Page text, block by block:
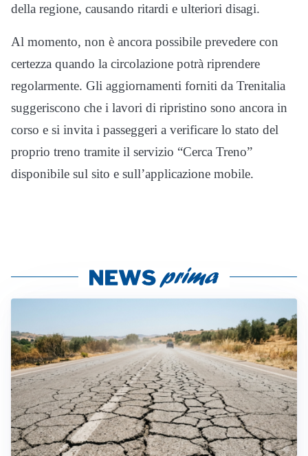
della regione, causando ritardi e ulteriori disagi.
Al momento, non è ancora possibile prevedere con
certezza quando la circolazione potrà riprendere
regolarmente. Gli aggiornamenti forniti da Trenitalia
suggeriscono che i lavori di ripristino sono ancora in
corso e si invita i passeggeri a verificare lo stato del
proprio treno tramite il servizio “Cerca Treno”
disponibile sul sito e sull’applicazione mobile.